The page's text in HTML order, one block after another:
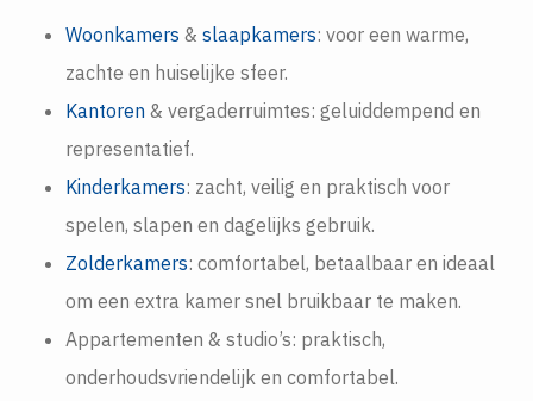
Woonkamers & slaapkamers: voor een warme,
zachte en huiselijke sfeer.
Kantoren & vergaderruimtes: geluiddempend en
representatief.
Kinderkamers: zacht, veilig en praktisch voor
spelen, slapen en dagelijks gebruik.
Zolderkamers: comfortabel, betaalbaar en ideaal
om een extra kamer snel bruikbaar te maken.
Appartementen & studio’s: praktisch,
onderhoudsvriendelijk en comfortabel.